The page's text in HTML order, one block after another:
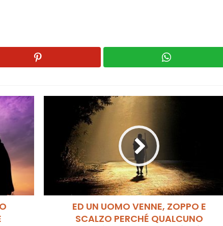
ED UN UOMO VENNE, ZOPPO E
SCALZO PERCHÉ QUALCUNO